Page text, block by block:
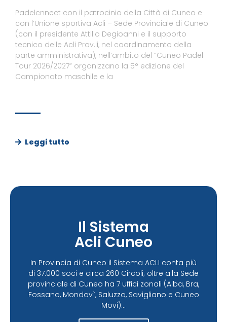
Padelcnnect con il patrocinio della Città di Cuneo e
con l’Unione sportiva Acli – Sede Provinciale di Cuneo
(con il presidente Attilio Degioanni e il supporto
tecnico delle Acli Prov.li, nel coordinamento della
parte amministrativa), nell’ambito del “Cuneo Padel
Tour 2026/2027” organizzano la 5° edizione del
Campionato maschile e la
Leggi tutto
Il Sistema
Acli Cuneo
In Provincia di Cuneo il Sistema ACLI conta più
di 37.000 soci e circa 260 Circoli; oltre alla Sede
provinciale di Cuneo ha 7 uffici zonali (Alba, Bra,
Fossano, Mondovì, Saluzzo, Savigliano e Cuneo
Movi)...